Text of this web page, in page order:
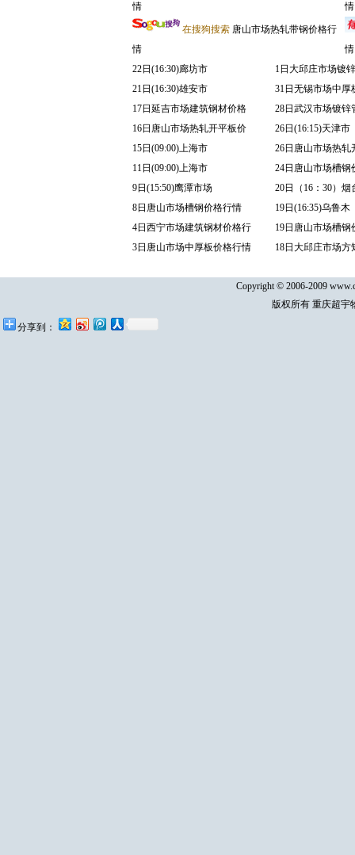
情
情
在搜狗搜索 唐山市场热轧带钢价格行
情
情
22日(16:30)廊坊市
21日(16:30)雄安市
17日延吉市场建筑钢材价格
16日唐山市场热轧开平板价
15日(09:00)上海市
11日(09:00)上海市
9日(15:50)鹰潭市场
8日唐山市场槽钢价格行情
4日西宁市场建筑钢材价格行
3日唐山市场中厚板价格行情
1日大邱庄市场镀
31日无锡市场中厚
28日武汉市场镀锌
26日(16:15)天津市
26日唐山市场热轧
24日唐山市场槽钢
20日（16：30）烟
19日(16:35)乌鲁木
19日唐山市场槽钢
18日大邱庄市场方
Copyright © 2006-2009
版权所有 重庆超宇
分享到：